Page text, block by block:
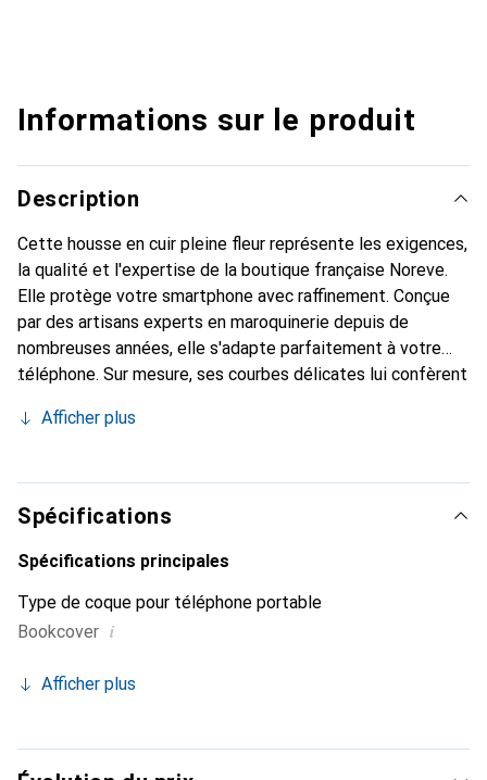
Informations sur le produit
Description
Cette housse en cuir pleine fleur représente les exigences,
la qualité et l'expertise de la boutique française Noreve.
Elle protège votre smartphone avec raffinement. Conçue
par des artisans experts en maroquinerie depuis de
nombreuses années, elle s'adapte parfaitement à votre
téléphone. Sur mesure, ses courbes délicates lui confèrent
et essentiel de votre smartphone. Reconnaître
marque Noreve est un choix sûr pour une clientèle
exigeante.
Afficher plus
Spécifications
Spécifications principales
Type de coque pour téléphone portable
Bookcover i
Afficher plus